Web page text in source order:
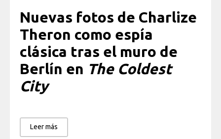
Nuevas fotos de Charlize
Theron como espía
clásica tras el muro de
Berlín en The Coldest
City
Leer más